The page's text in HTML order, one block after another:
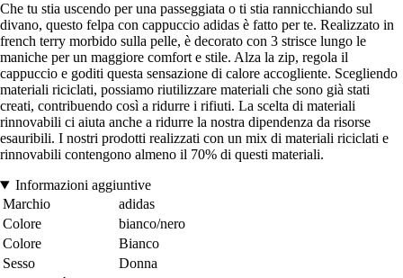
Che tu stia uscendo per una passeggiata o ti stia rannicchiando sul
divano, questo felpa con cappuccio adidas è fatto per te. Realizzato in
french terry morbido sulla pelle, è decorato con 3 strisce lungo le
maniche per un maggiore comfort e stile. Alza la zip, regola il
cappuccio e goditi questa sensazione di calore accogliente. Scegliendo
materiali riciclati, possiamo riutilizzare materiali che sono già stati
creati, contribuendo così a ridurre i rifiuti. La scelta di materiali
rinnovabili ci aiuta anche a ridurre la nostra dipendenza da risorse
esauribili. I nostri prodotti realizzati con un mix di materiali riciclati e
rinnovabili contengono almeno il 70% di questi materiali.
Informazioni aggiuntive
Marchio
adidas
Colore
bianco/nero
Colore
Bianco
Sesso
Donna